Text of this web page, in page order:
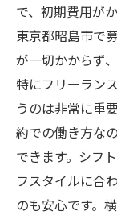
座学研
フリー
初期費
魅力
横乗り研修
ライバー
未経験
容
で、初期費用が
東京都昭島市で
が一切かからず
特にフリーラン
うのは非常に重
約での働き方な
できます。シフ
フスタイルに合
のも安心です。